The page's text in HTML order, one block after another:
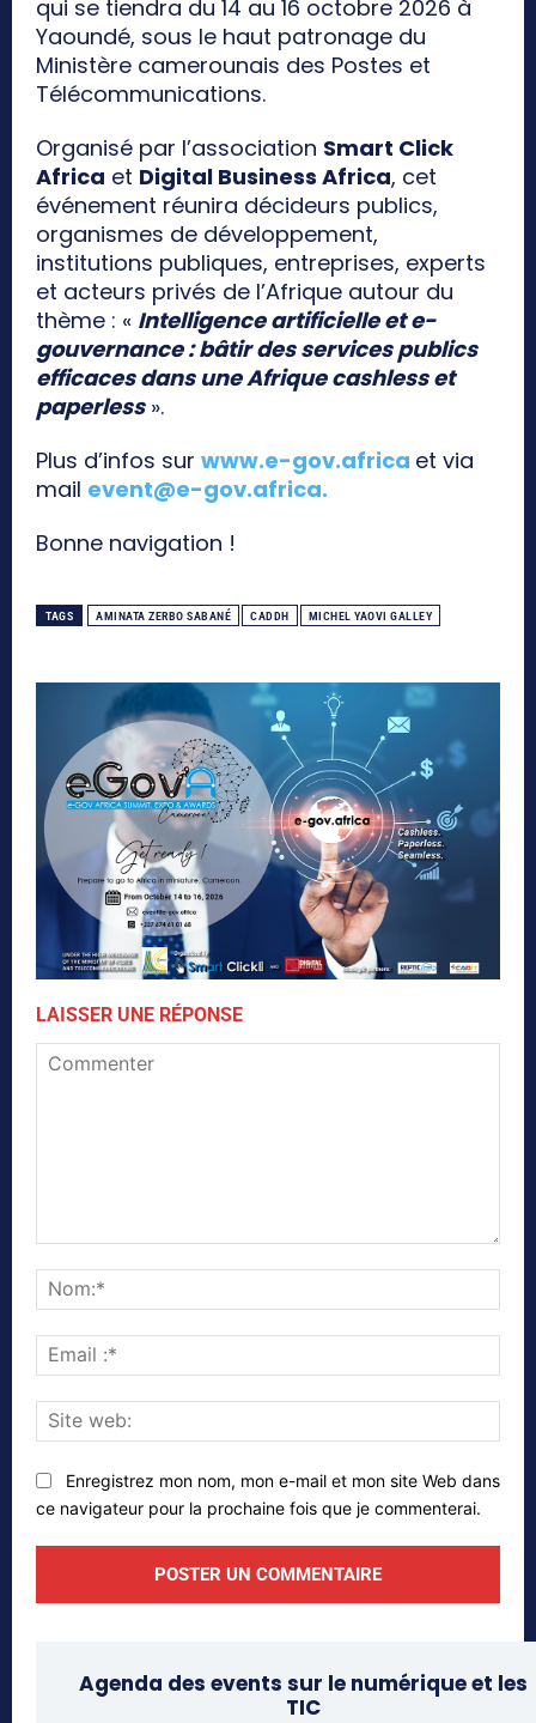
qui se tiendra du 14 au 16 octobre 2026 à
Yaoundé, sous le haut patronage du
Ministère camerounais des Postes et
Télécommunications.
Organisé par l’association Smart Click
Africa et Digital Business Africa, cet
événement réunira décideurs publics,
organismes de développement,
institutions publiques, entreprises, experts
et acteurs privés de l’Afrique autour du
thème : « Intelligence artificielle et e-
gouvernance : bâtir des services publics
efficaces dans une Afrique cashless et
paperless».
Plus d’infos sur www.e-gov.africa et via
mail event@e-gov.africa.
Bonne navigation !
TAGS AMINATA ZERBO SABANÉ CADDH MICHEL YAOVI GALLEY
LAISSER UNE RÉPONSE
:*
web:
Enregistrez mon nom, mon e-mail et mon site Web dans
ce navigateur pour la prochaine fois que je commenterai.
Agenda des events sur le numérique et les
TIC